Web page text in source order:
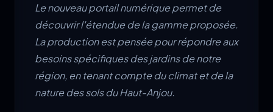
Le nouveau portail numérique permet de
découvrir l'étendue de la gamme proposée.
La production est pensée pour répondre aux
besoins spécifiques des jardins de notre
région, en tenant compte du climat et de la
nature des sols du Haut-Anjou.